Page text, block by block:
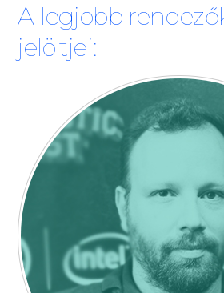
A legjobb
jelöltjei: